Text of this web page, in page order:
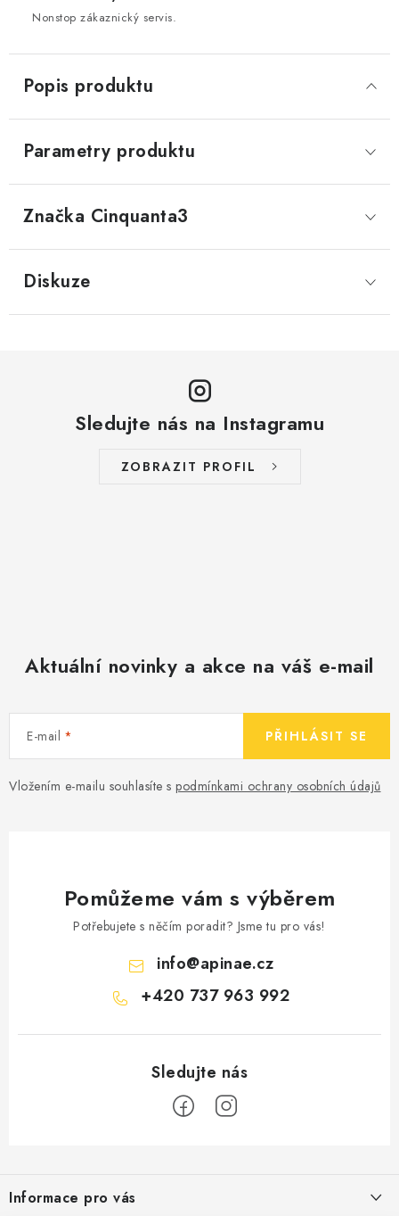
Nonstop zákaznický servis.
Popis produktu
Parametry produktu
Značka Cinquanta3
Diskuze
Sledujte nás na Instagramu
ZOBRAZIT PROFIL
Aktuální novinky a akce na váš e-mail
E-mail
Vložením e-mailu souhlasíte s podmínkami ochrany osobních údajů
PŘIHLÁSIT SE
Pomůžeme vám s výběrem
Potřebujete s něčím poradit? Jsme tu pro vás!
info@apinae.cz
+420 737 963 992
pInformace pro vás